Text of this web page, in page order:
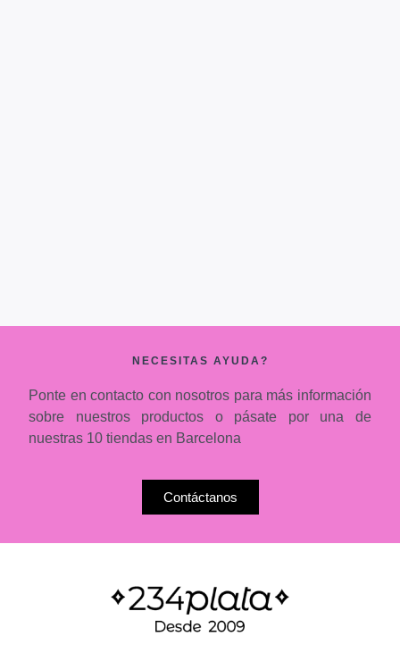
NECESITAS AYUDA?
Ponte en contacto con nosotros para más información
sobre nuestros productos o pásate por una de
nuestras 10 tiendas en Barcelona
Contáctanos